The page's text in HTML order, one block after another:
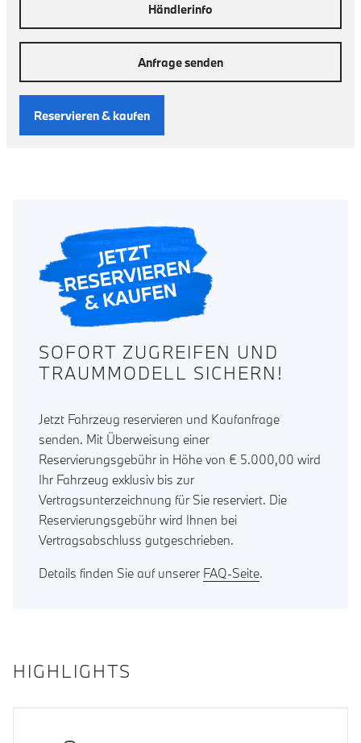
Händlerinfo
Anfrage senden
Reservieren & kaufen
SOFORT ZUGREIFEN UND
TRAUMMODELL SICHERN!
Jetzt Fahrzeug reservieren und Kaufanfrage
senden. Mit Überweisung einer
Reservierungsgebühr in Höhe von € 5.000,00 wird
Ihr Fahrzeug exklusiv bis zur
Vertragsunterzeichnung für Sie reserviert. Die
Reservierungsgebühr wird Ihnen bei
Vertragsabschluss gutgeschrieben.
Details finden Sie auf unserer FAQ-Seite.
HIGHLIGHTS